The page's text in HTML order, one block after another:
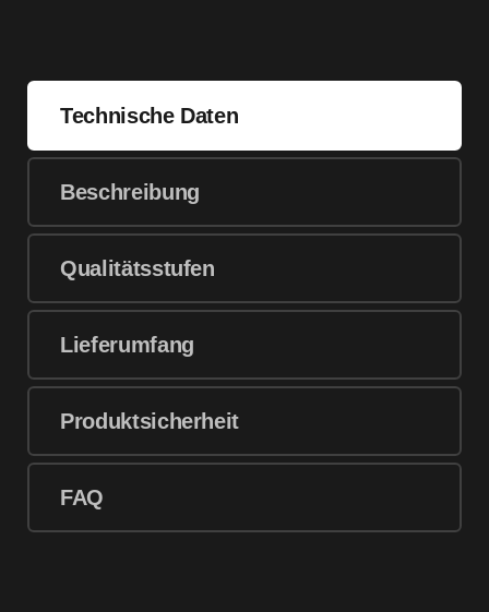
Technische Daten
Beschreibung
Qualitätsstufen
Lieferumfang
Produktsicherheit
FAQ